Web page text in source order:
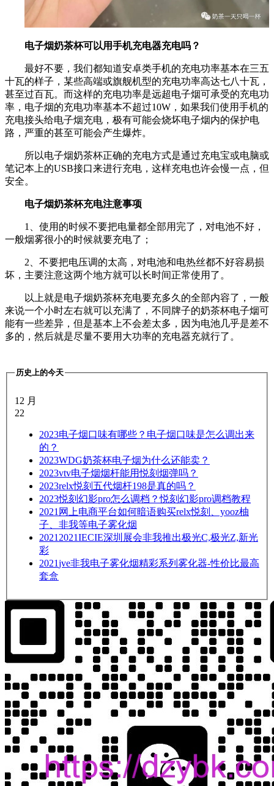
电子烟奶茶杯可以用手机充电器充电吗？
最好不要，我们都知道安卓类手机的充电功率基本在三五
十瓦的样子，某些高端或旗舰机型的充电功率高达七八十瓦，
甚至过百瓦。而这样的充电功率是远超电子烟可承受的充电功
率，电子烟的充电功率基本不超过10W，如果我们使用手机的
充电接头给电子烟充电，极有可能会烧坏电子烟内的保护电
路，严重的甚至可能会产生爆炸。
所以电子烟奶茶杯正确的充电方式是通过充电宝或电脑或
笔记本上的USB接口来进行充电，这样充电也许会慢一点，但
安全。
电子烟奶茶杯充电注意事项
1、使用的时候不要把电量都全部用完了，对电池不好，
一般烟雾很小的时候就要充电了；
2、不要把电压调的太高，对电池和电热丝都不好容易损
坏，主要注意这两个地方就可以长时间正常使用了。
以上就是电子烟奶茶杯充电要充多久的全部内容了，一般
来说一个小时左右就可以充满了，不同牌子的奶茶杯电子烟可
能有一些差异，但是基本上不会差太多，因为电池几乎是差不
多的，然后就是尽量不要用大功率的充电器充就行了。
历史上的今天
12 月
22
2023电子烟口味有哪些？电子烟口味是怎么调出来
的？
2023WDG奶茶杯电子烟为什么还能卖？
2023vtv电子烟烟杆能用悦刻烟弹吗？
2023relx悦刻五代烟杆198是真的吗？
2023悦刻幻影pro怎么调档？悦刻幻影pro调档教程
2021 网上电商平台如何暗语购买relx悦刻、yooz柚
子、非我等电子雾化烟
2021 2021IECIE深圳展会非我推出极光C,极光Z,新光
彩
2021jve非我电子雾化烟精彩系列雾化器-性价比最高
套盒